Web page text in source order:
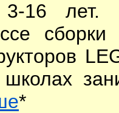
16 лет.
*